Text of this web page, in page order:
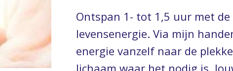
Ontspan 1- tot 1,5 uur met de
levensenergie. Via mijn
energie vanzelf naar de
lichaam waar het nodig is.